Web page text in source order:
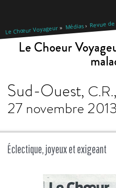
Le Chœur Voyageur Médias Revue
Le Choeur
Sud-Ouest, C.R.,
27 novembre 2013
Éclectique, joyeux et exigeant